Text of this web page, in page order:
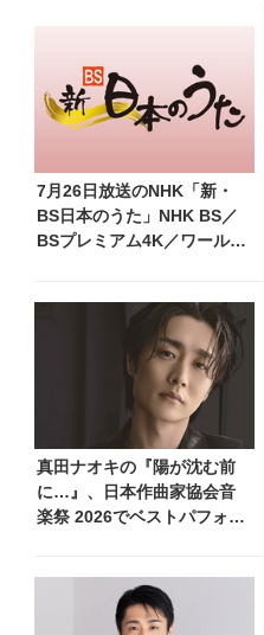
7月26日放送のNHK「新・
BS日本のうた」NHK BS／
BSプレミアム4K／ワール
子、長山洋子 他登場、曲目
や見どころをお届け
真田ナオキの『陽が沈む前
に…』、日本作曲家協会音
楽祭 2026でベストパフォー
盤リリースへ向けた企画を